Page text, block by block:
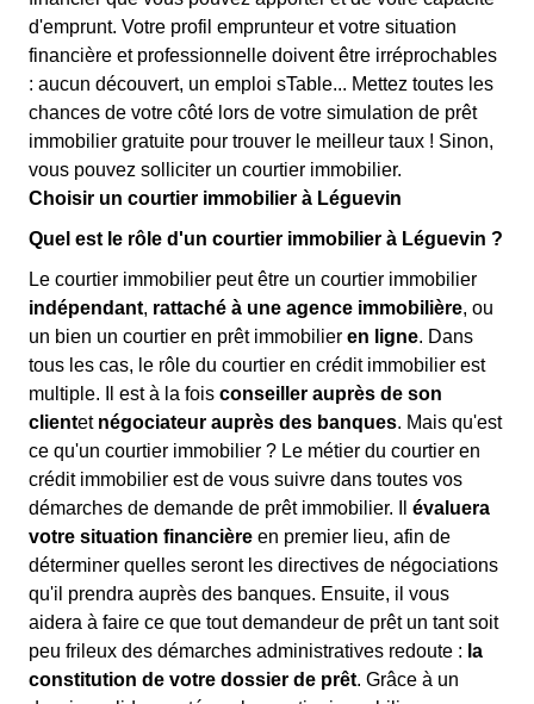
d'emprunt. Votre profil emprunteur et votre situation
financière et professionnelle doivent être irréprochables
: aucun découvert, un emploi sTable... Mettez toutes les
chances de votre côté lors de votre simulation de prêt
immobilier gratuite pour trouver le meilleur taux ! Sinon,
vous pouvez solliciter un courtier immobilier.
Choisir un courtier immobilier à Léguevin
Quel est le rôle d'un courtier immobilier à Léguevin ?
Le courtier immobilier peut être un courtier immobilier
indépendant, rattaché à une agence immobilière, ou
un bien un courtier en prêt immobilier en ligne. Dans
tous les cas, le rôle du courtier en crédit immobilier est
multiple. Il est à la fois conseiller auprès de son
clientet négociateur auprès des banques. Mais qu'est
ce qu'un courtier immobilier ? Le métier du courtier en
crédit immobilier est de vous suivre dans toutes vos
démarches de demande de prêt immobilier. Il évaluera
votre situation financière en premier lieu, afin de
déterminer quelles seront les directives de négociations
qu'il prendra auprès des banques. Ensuite, il vous
aidera à faire ce que tout demandeur de prêt un tant soit
peu frileux des démarches administratives redoute : la
constitution de votre dossier de prêt. Grâce à un